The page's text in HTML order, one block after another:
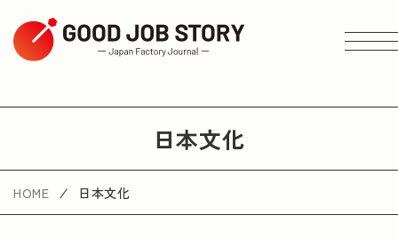
按主題搜尋
日本文化
HOME 日本文化